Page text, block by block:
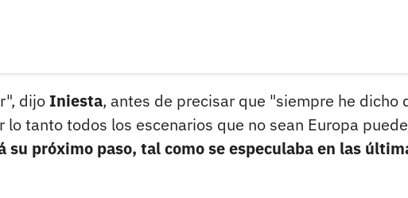
dijo Iniesta, antes de precisar que "siempre he dicho
tanto todos los escenarios que no sean Europa
su próximo paso, tal como se especulaba en las